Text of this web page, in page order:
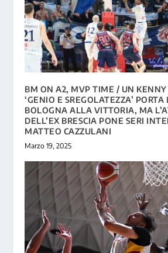
BM ON A2, MVP TIME / UN KENNY
‘GENIO E SREGOLATEZZA’
BOLOGNA ALLA VITTORIA, MA
DELL’EX BRESCIA PONE SERI
MATTEO CAZZULANI
Marzo 19, 2025